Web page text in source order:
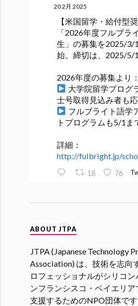
20 2月 2025
【米国留学・給付型奨
「2026年度フルブラ
生」の募集を2025/3/
始。締切は、2025/5/1
2026年度の募集より：
大学院留学プログ
士号取得見込み者も
フルブライト語学
トプログラムも5/1ま
詳細：
http://fulbright.jp/
18 76
JTPA@シリコンバレ
30 1月 2025
「スタートアップエ
考える」 若手起業家
セラレータの各分野
をお招きし、「スタ
コシステム」につい
ABOUT JTPA
JTPA (Japanese Technology
Association) は、技術を志向
ロフェッショナルがシリコン
ンフランシスコ・ベイエリア
支援するためのNPO団体で